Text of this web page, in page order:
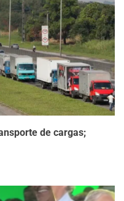
de cargas;